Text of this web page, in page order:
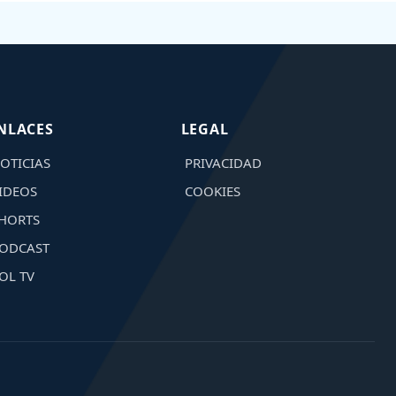
TV
LEGAL
PRIVACIDAD
COOKIES